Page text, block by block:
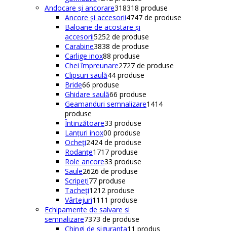
Andocare și ancorare318318 produse
Ancore și accesorii4747 de produse
Baloane de acostare și
accesorii5252 de produse
Carabine3838 de produse
Carlige inox88 produse
Chei împreunare2727 de produse
Clipsuri saulă44 produse
Bride66 produse
Ghidare saulă66 produse
Geamanduri semnalizare1414
produse
Întinzătoare33 produse
Lanțuri inox00 produse
Ocheți2424 de produse
Rodanțe1717 produse
Role ancore33 produse
Saule2626 de produse
Scripeți77 produse
Tacheți1212 produse
Vârtejuri11 11 produse
Echipamente de salvare si
semnalizare7373 de produse
Chingi de siguranta1 1 produs